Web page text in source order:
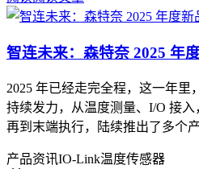
智连未来：森特奈 2025 年
2025 年已经走完全程，这一年里
持续发力，从温度测量、I/O 接入
再到末端执行，陆续推出了多个产
产品资讯IO-Link温度传感器